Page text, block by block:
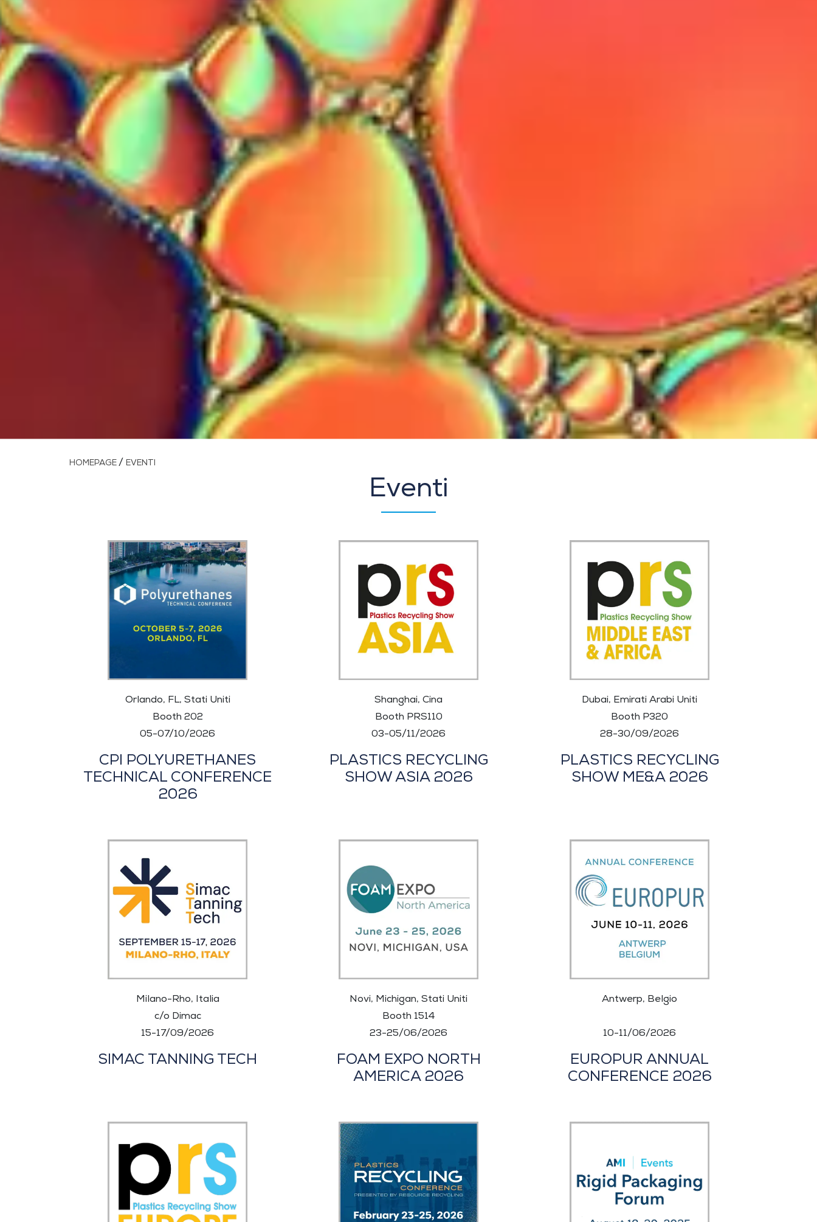
HOMEPAGE / EVENTI
Eventi
Orlando, FL, Stati Uniti
Booth 202
05-07/10/2026
CPI POLYURETHANES
TECHNICAL CONFERENCE
2026
Shanghai, Cina
Booth PRS110
03-05/11/2026
PLASTICS RECYCLING
SHOW ASIA 2026
Dubai, Emirati Arabi Uniti
Booth P320
28-30/09/2026
PLASTICS RECYCLING
SHOW ME&A 2026
Milano-Rho, Italia
c/o Dimac
15-17/09/2026
SIMAC TANNING TECH
Novi, Michigan, Stati Uniti
Booth 1514
23-25/06/2026
FOAM EXPO NORTH
AMERICA 2026
Antwerp, Belgio
10-11/06/2026
EUROPUR ANNUAL
CONFERENCE 2026